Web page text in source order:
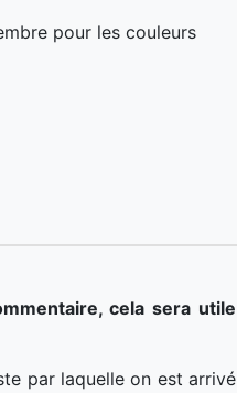
pour les couleurs
cela sera utile
par laquelle on est arrivé